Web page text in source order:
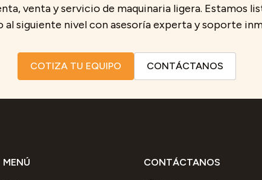
venta y servicio de maquinaria ligera. Estamos
al siguiente nivel con asesoría experta y soporte
COTIZA TU EQUIPO CONTÁCTANOS
MENÚ CONTÁCTANOS